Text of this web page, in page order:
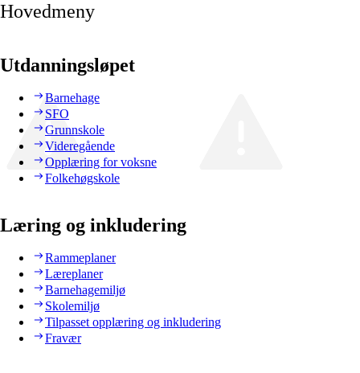
Hovedmeny
Utdanningsløpet
Barnehage
SFO
Grunnskole
Videregående
Opplæring for voksne
Folkehøgskole
Læring og inkludering
Rammeplaner
Læreplaner
Barnehagemiljø
Skolemiljø
Tilpasset opplæring og inkludering
Fravær